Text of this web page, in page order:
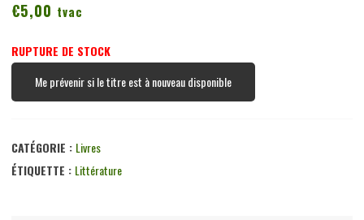
€5,00 tvac
RUPTURE DE STOCK
Me prévenir si le titre est à nouveau disponible
CATÉGORIE : Livres
ÉTIQUETTE : Littérature